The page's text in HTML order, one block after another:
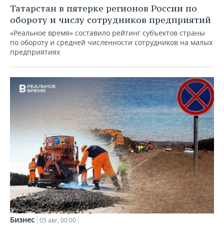
Татарстан в пятерке регионов России по
обороту и числу сотрудников предприятий
«Реальное время» составило рейтинг субъектов страны
по обороту и средней численности сотрудников на малых
предприятиях
Бизнес 05 авг, 00:00